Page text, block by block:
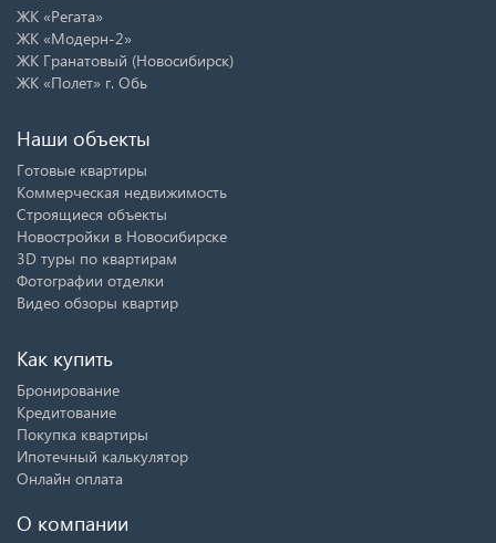
ЖК «Регата»
ЖК «Модерн-2»
ЖК Гранатовый (Новосибирск)
ЖК «Полет» г. Обь
Наши объекты
Готовые квартиры
Коммерческая недвижимость
Строящиеся объекты
Новостройки в Новосибирске
3D туры по квартирам
Фотографии отделки
Видео обзоры квартир
Как купить
Бронирование
Кредитование
Покупка квартиры
Ипотечный калькулятор
Онлайн оплата
О компании